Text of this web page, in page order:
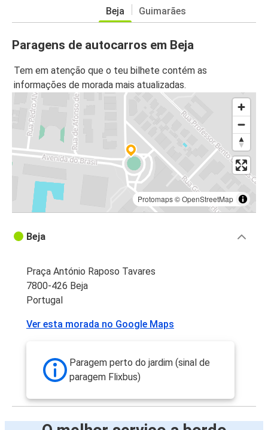
Beja Guimarães
Paragens de autocarros em Beja
Tem em atenção que o teu bilhete contém as
informações de morada mais atualizadas.
Protomaps©OpenStreetMap
Beja
Praça António Raposo Tavares
7800-426 Beja
Portugal
Ver esta morada no Google Maps
Paragem perto do jardim (sinal de
paragem Flixbus)